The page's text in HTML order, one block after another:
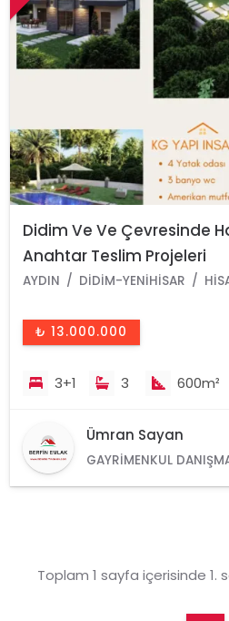
Didim Ve Ve Çevresinde
Anahtar Teslim Projeleri
AYDIN DIDIM-YENIHISAR
₺ 13.000.000
3+1 3 600m²
Ümran Sayan
GAYRIMENKUL
Toplam 1 sayfa içerisinde 1.